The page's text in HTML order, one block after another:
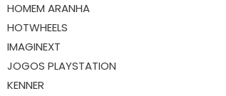
HOMEM ARANHA
HOTWHEELS
IMAGINEXT
JOGOS PLAYSTATION
KENNER